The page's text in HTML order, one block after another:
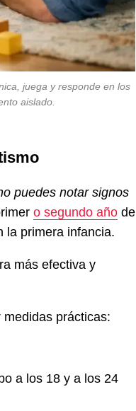
juega y responde en los
aislado.
puedes notar signos
o segundo año de
la primera infancia.
más efectiva y
prácticas:
a los 18 y a los 24